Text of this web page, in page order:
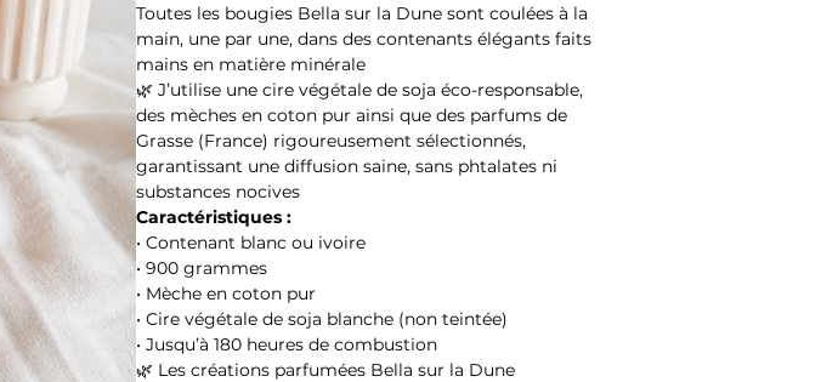
Toutes les bougies Bella sur la Dune sont coulées à la
main, une par une, dans des contenants élégants faits
mains en matière minérale
🌿 J’utilise une cire végétale de soja éco-responsable,
des mèches en coton pur ainsi que des parfums de
Grasse (France) rigoureusement sélectionnés,
garantissant une diffusion saine, sans phtalates ni
substances nocives
Caractéristiques :
• Contenant blanc ou ivoire
• 900 grammes
• Mèche en coton pur
• Cire végétale de soja blanche (non teintée)
• Jusqu’à 180 heures de combustion
🌿 Les créations parfumées Bella sur la Dune